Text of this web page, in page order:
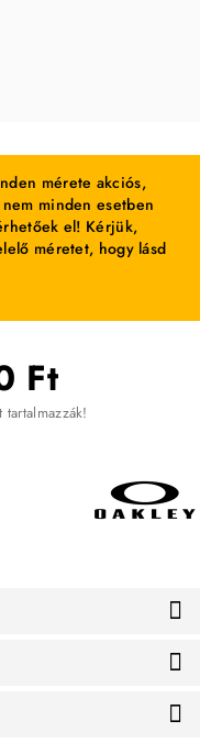
Ft
mérete akciós,
minden esetben
el! Kérjük,
méretet, hogy lásd